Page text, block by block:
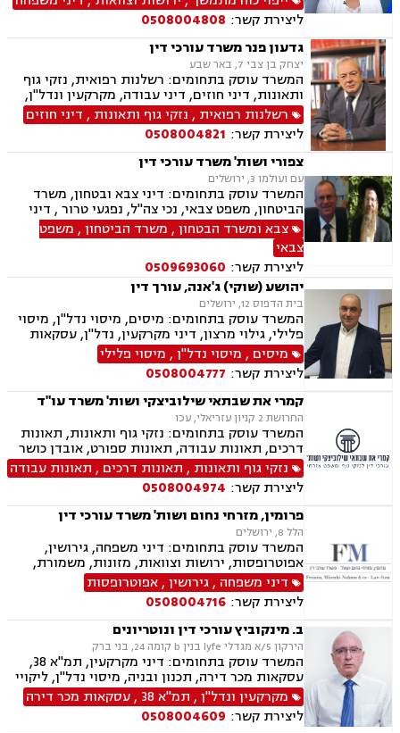
רשלנות רפואית, נוטריון
ליצירת קשר: 0508004808
גדעון פנר משרד עורכי דין
יצחק בן צבי 7, באר שבע
המשרד עוסק בתחומים: רשלנות רפואית, נזקי גוף
ותאונות, דיני חוזים, דיני עבודה, מקרקעין ונדל"ן,
דיני משפחה, בנקים, פלילי, נזקי גוף, תאונות עבודה,
תאונות דרכים, משפט מסחרי, תביעות ביטוח ונזקי
רכוש, ייפוי כוח מתמשך, נוטריון , רשלנות רפואית-
הריון ולידה, לשון הרע, תאונות ספורט, בריאות
הנפש, אובדן כושר עבודה , תאונות תלמידים,
תאונות עקב רשלנות, נזקי רכוש, קבלנות חוזית,
השקעות בחו"ל, דין משמעתי, עובדים זרים, זכויות
נשים בהריון, תכנון ובניה, דיור מוגן, אגודות
שיתופיות, ליקויי בנייה, מושבים וקיבוצים , ועוד
רשלנות רפואית , נזקי גוף ותאונות , דיני חוזים
ליצירת קשר: 0508004821
צפורי ושות' משרד עורכי דין
עם ועולמו 3, ירושלים
המשרד עוסק בתחומים: דיני צבא ובטחון, משרד
הביטחון, משפט צבאי, נכי צה"ל, נפגעי טרור , דיני
ביטוח, ביטוח לאומי, דיני מקרקעין, עסקאות מכר
דירה, תמ"א 38, ייפוי כח מתמשך
צבא ומשרד הבטחון, משרד הביטחון, משפט
צבאי
ליצירת קשר: 0509693060
יהושע (שוקי) ג'אנה, עורך דין
בית הדפוס 12, ירושלים
המשרד עוסק בתחומים: מיסים, מיסוי נדל"ן, מיסוי
פלילי, גילוי מרצון, דיני מקרקעין, נדל"ן, עסקאות
מכר דירה, פינוי בינוי, קבוצות רכישה, תמ"א 38
מיסים , מיסוי נדל"ן, מיסוי פלילי
ליצירת קשר: 0508004777
קמרי את שבתאי שילוביצקי ושות' משרד עו"ד
החרושת 2 קניון עזריאלי, עכו
המשרד עוסק בתחומים: נזקי גוף ותאונות, תאונות
דרכים, תאונות עבודה, תאונות ספורט, אובדן כושר
עבודה, תאונות תלמידים, תאונות עקב רשלנות,
תביעות ביטוח ונזקי רכוש, ביטוח סיעודי, דיני
פנסיה, נזקי רכוש, פטור ממס הכנסה מסיבות
רפואיות
נזקי גוף ותאונות , תאונות דרכים , תאונות עבודה
ליצירת קשר: 0508004974
פרומין, מזרחי נחום ושות' משרד עורכי דין
הלל 8, ירושלים
המשרד עוסק בתחומים: דיני משפחה, גירושין,
אפוטרופסות, ירושות וצוואות, מזונות, משמורת,
ייפוי כוח מתמשך, ידועים בציבור, חלוקת רכוש,
הורות חד מינית, הסכמי ממון, דיני מקרקעין,
עסקאות מכר דירה, נדל"ן, ליקויי בנייה, פינוי בינוי,
פינוי מושכר, תמ"א 38, דיירות מוגנת , בנקים,
ערבויות ושטרות , פירוקים והקפאות הליכים, צווי
מניעה, ליווי עסקי, דיני חוזים, חדלות פירעון, פשיטת
רגל, הוצאה לפועל, גביית חובות, דיני חברות,
תביעות ייצוגיות, דיני עבודה
דיני משפחה ,גירושין,אפוטרופסות
ליצירת קשר: 0508004716
ב. מינקוביץ עורכי דין ונוטריונים
הירקון 5/א מגדלי lyfe בנין b קומה 24, בני ברק
המשרד עוסק בתחומים: דיני מקרקעין, תמ"א 38,
עסקאות מכר דירה, תכנון ובניה, מיסוי נדל"ן, ליקויי
בנייה, דיני חוזים, דיני חברות, לשון הרע, ליטיגציה,
נוטריון, ייפוי כוח מתמשך, ירושות וצוואות, פינוי
בינוי, מגרשים לבניה , הסכמי ממון, נזקי רכוש
מקרקעין ונדל"ן, תמ"א 38 ,עסקאות מכר דירה
ליצירת קשר: 0508004609